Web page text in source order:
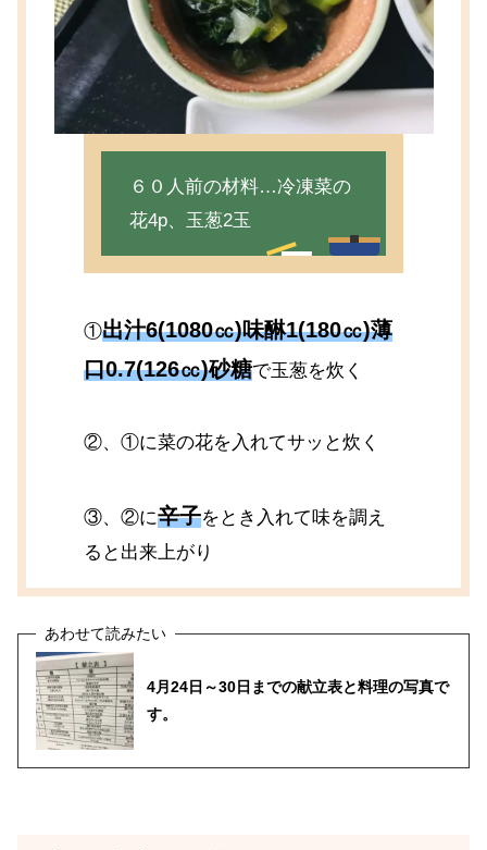
６０人前の材料…冷凍菜の
花4p、玉葱2玉
①出汁6(1080㏄)味醂1(180㏄)薄
口0.7(126㏄)砂糖で玉葱を炊く
②、①に菜の花を入れてサッと炊く
③、②に辛子をとき入れて味を調え
ると出来上がり
4月24日～30日までの献立表と料理の写真で
す。